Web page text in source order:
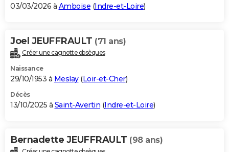
BONS PLANS
Carte de Noël
Carte Bonne année
Carte Saint-Valentin
Carte Pâques
Carte d'anniversaire
DICTIONNAIRE
Dictionnaire
Biographies
Citations
Expressions
Proverbes
PROGRAMME TV
S'inscrire
Se connecter
Lycées
Collèges
Primaires
Universités
Entreprises
Service militaire
Avis de recherche
AVIS DE DÉCÈS
Bricolage
Lifestyle
Culture
Sport
Auto
Television
Voyage
Cinema
03/03/2026 à Amboise (Indre-et-Loire)
Joel JEUFFRAULT (71 ans)
Créer une cagnotte obsèques
Naissance
29/10/1953 à Meslay(Loir-et-Cher)
Décès
13/10/2025 à Saint-Avertin (Indre-et-Loire)
Bernadette JEUFFRAULT (98 ans)